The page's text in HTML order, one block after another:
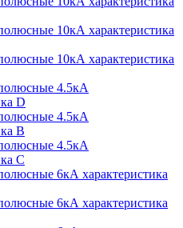
10кА характеристика
10кА характеристика
4.5кА
D
4.5кА
В
4.5кА
С
6кА характеристика
6кА характеристика